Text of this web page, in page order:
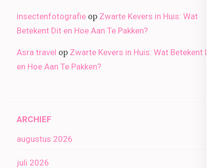
insectenfotografie op Zwarte Kevers in Huis: Wat
Betekent Dit en Hoe Aan Te Pakken?
Asra travel op Zwarte Kevers in Huis: Wat Betekent Dit
en Hoe Aan Te Pakken?
ARCHIEF
augustus 2026
juli 2026